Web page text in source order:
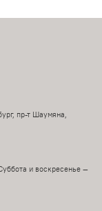
пр-т Шаумяна,
и воскресенье —